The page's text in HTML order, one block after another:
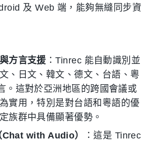
及 Web 端，能夠無縫同步資
方言支援 ：Tinrec 能自動識別並
、日文、韓文、德文、台語、粵
。這對於亞洲地區的跨國會議或
實用，特別是對台語和粵語的優
族群中具備顯著優勢。
with Audio）
：這是 Tinrec